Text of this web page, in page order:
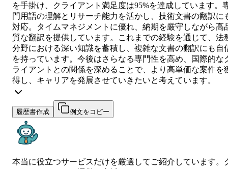
を手掛け、クライアント満足度は95%を達成しています。
門用語の理解とリサーチ能力を活かし、技術文書の翻訳に
対応。タイムマネジメントに優れ、納期を厳守しながら高
質な翻訳を提供しています。これまでの経験を通じて、法
分野における深い知識を蓄積し、複雑な文書の翻訳にも自
を持っています。今後はさらなる専門性を高め、国際的な
ライアントとの関係を深めることで、より高単価な案件を
得し、キャリアを発展させていきたいと考えています。
履歴書作成 例文をコピー
本当に役立つサービスだけを厳選してご紹介しています。